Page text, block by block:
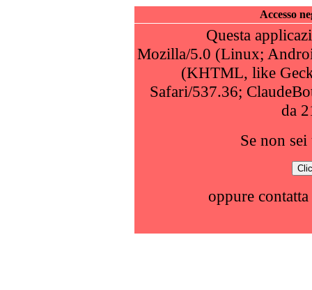
Accesso
Questa
Mozilla/5.0 (Linux;
(KHTML, like
Safari/537.36;
da
Se non
oppure